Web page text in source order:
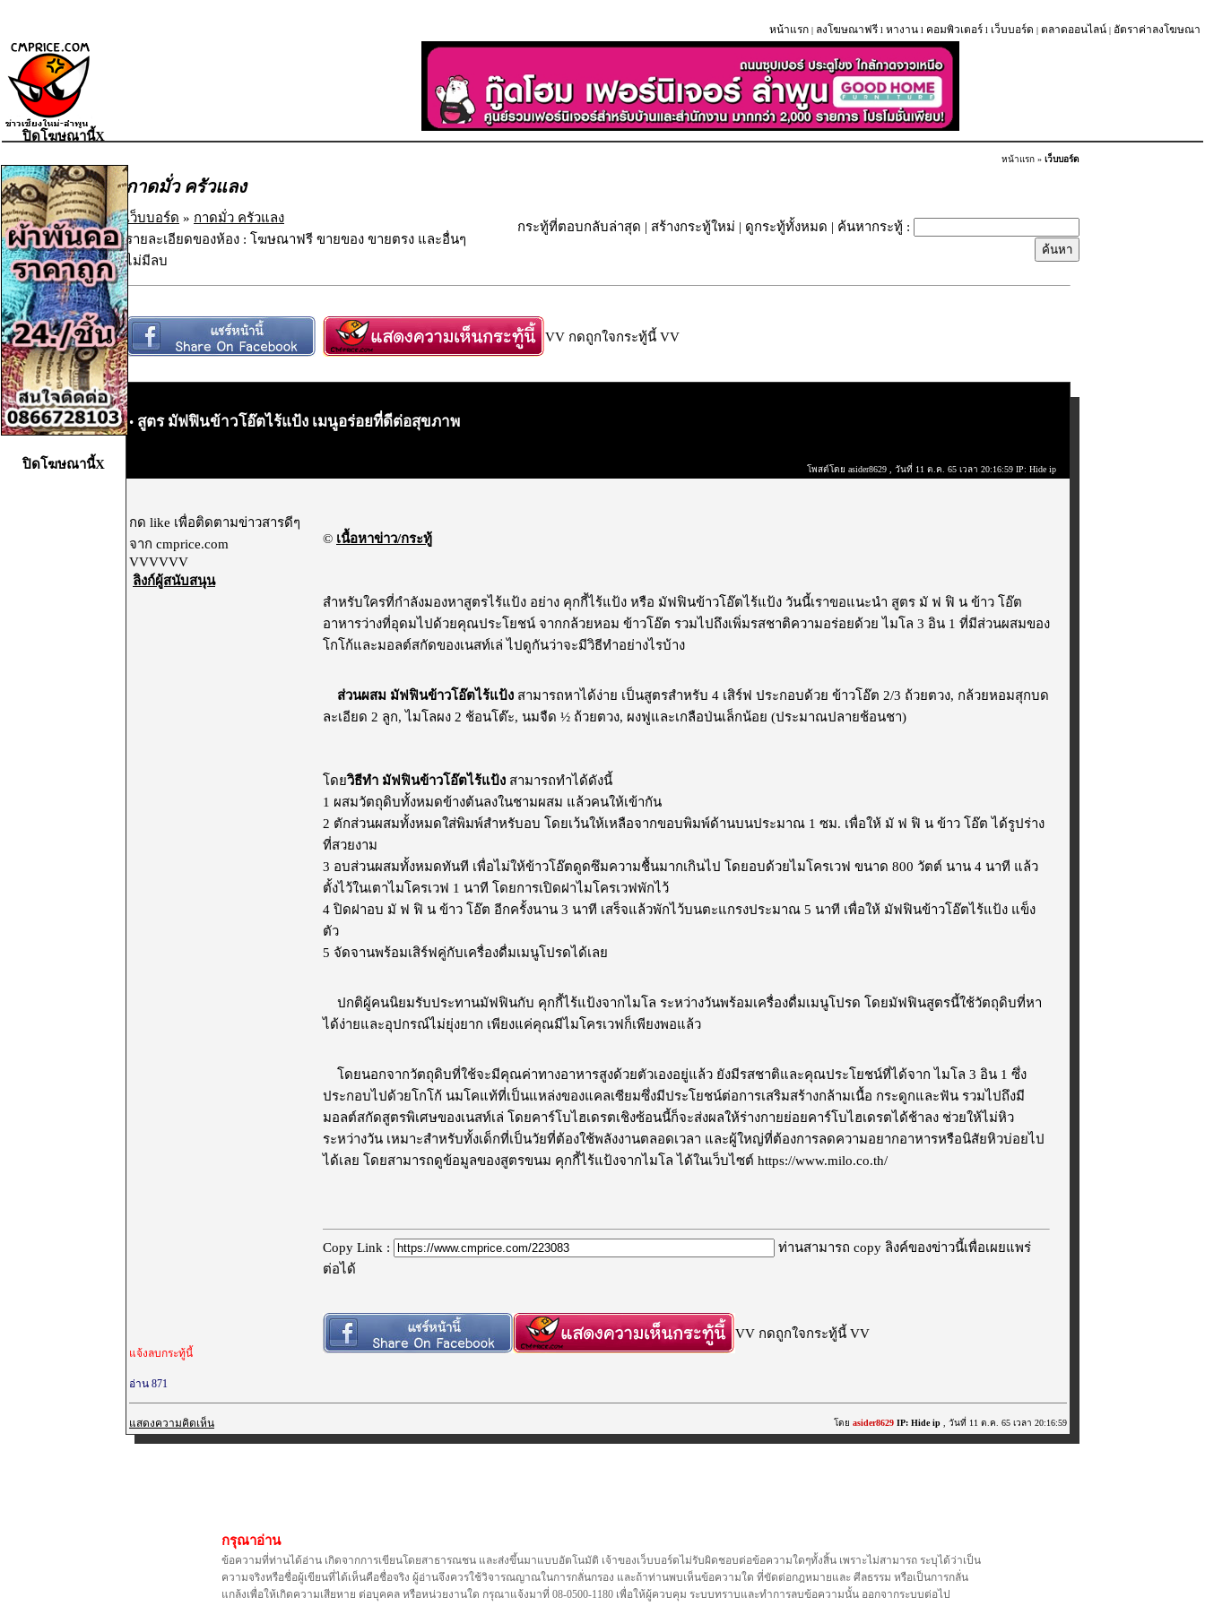
หน้าแรก | ลงโฆษณาฟรี l หางาน l คอมพิวเตอร์ l เว็บบอร์ด | ตลาดออนไลน์ | อัตราค่าลงโฆษณา
หน้าแรก » เว็บบอร์ด
กาดมั่ว ครัวแลง
เว็บบอร์ด » กาดมั่ว ครัวแลง
รายละเอียดของห้อง : โฆษณาฟรี ขายของ ขายตรง และอื่นๆ
ไม่มีลบ
กระทู้ที่ตอบกลับล่าสุด | สร้างกระทู้ใหม่ | ดูกระทู้ทั้งหมด | ค้นหากระทู้ :
VV กดถูกใจกระทู้นี้ VV
• สูตร มัฟฟินข้าวโอ๊ตไร้แป้ง เมนูอร่อยที่ดีต่อสุขภาพ
โพสต์โดย asider8629 , วันที่ 11 ต.ค. 65 เวลา 20:16:59 IP: Hide ip
กด like เพื่อติดตามข่าวสารดีๆ
จาก cmprice.com
VVVVVV
ลิงก์ผู้สนับสนุน
© เนื้อหาข่าว/กระทู้
สำหรับใครที่กำลังมองหาสูตรไร้แป้ง อย่าง คุกกี้ไร้แป้ง หรือ มัฟฟินข้าวโอ๊ตไร้แป้ง วันนี้เราขอแนะนำ สูตร มั ฟ ฟิ น ข้าว โอ๊ต
อาหารว่างที่อุดมไปด้วยคุณประโยชน์ จากกล้วยหอม ข้าวโอ๊ต รวมไปถึงเพิ่มรสชาติความอร่อยด้วย ไมโล 3 อิน 1 ที่มีส่วนผสมของ
โกโก้และมอลต์สกัดของเนสท์เล่ ไปดูกันว่าจะมีวิธีทำอย่างไรบ้าง
ส่วนผสม มัฟฟินข้าวโอ๊ตไร้แป้ง สามารถหาได้ง่าย เป็นสูตรสำหรับ 4 เสิร์ฟ ประกอบด้วย ข้าวโอ๊ต 2/3 ถ้วยตวง, กล้วยหอมสุกบด
ละเอียด 2 ลูก, ไมโลผง 2 ช้อนโต๊ะ, นมจืด ½ ถ้วยตวง, ผงฟูและเกลือป่นเล็กน้อย (ประมาณปลายช้อนชา)
โดยวิธีทำ มัฟฟินข้าวโอ๊ตไร้แป้ง สามารถทำได้ดังนี้
1 ผสมวัตถุดิบทั้งหมดข้างต้นลงในชามผสม แล้วคนให้เข้ากัน
2 ตักส่วนผสมทั้งหมดใส่พิมพ์สำหรับอบ โดยเว้นให้เหลือจากขอบพิมพ์ด้านบนประมาณ 1 ซม. เพื่อให้ มั ฟ ฟิ น ข้าว โอ๊ต ได้รูปร่าง
ที่สวยงาม
3 อบส่วนผสมทั้งหมดทันที เพื่อไม่ให้ข้าวโอ๊ตดูดซึมความชื้นมากเกินไป โดยอบด้วยไมโครเวฟ ขนาด 800 วัตต์ นาน 4 นาที แล้ว
ตั้งไว้ในเตาไมโครเวฟ 1 นาที โดยการเปิดฝาไมโครเวฟพักไว้
4 ปิดฝาอบ มั ฟ ฟิ น ข้าว โอ๊ต อีกครั้งนาน 3 นาที เสร็จแล้วพักไว้บนตะแกรงประมาณ 5 นาที เพื่อให้ มัฟฟินข้าวโอ๊ตไร้แป้ง แข็ง
ตัว
5 จัดจานพร้อมเสิร์ฟคู่กับเครื่องดื่มเมนูโปรดได้เลย
ปกติผู้คนนิยมรับประทานมัฟฟินกับ คุกกี้ไร้แป้งจากไมโล ระหว่างวันพร้อมเครื่องดื่มเมนูโปรด โดยมัฟฟินสูตรนี้ใช้วัตถุดิบที่หา
ได้ง่ายและอุปกรณ์ไม่ยุ่งยาก เพียงแค่คุณมีไมโครเวฟก็เพียงพอแล้ว
โดยนอกจากวัตถุดิบที่ใช้จะมีคุณค่าทางอาหารสูงด้วยตัวเองอยู่แล้ว ยังมีรสชาติและคุณประโยชน์ที่ได้จาก ไมโล 3 อิน 1 ซึ่ง
ประกอบไปด้วยโกโก้ นมโคแท้ที่เป็นแหล่งของแคลเซียมซึ่งมีประโยชน์ต่อการเสริมสร้างกล้ามเนื้อ กระดูกและฟัน รวมไปถึงมี
มอลต์สกัดสูตรพิเศษของเนสท์เล่ โดยคาร์โบไฮเดรตเชิงซ้อนนี้ก็จะส่งผลให้ร่างกายย่อยคาร์โบไฮเดรตได้ช้าลง ช่วยให้ไม่หิว
ระหว่างวัน เหมาะสำหรับทั้งเด็กที่เป็นวัยที่ต้องใช้พลังงานตลอดเวลา และผู้ใหญ่ที่ต้องการลดความอยากอาหารหรือนิสัยหิวบ่อยไป
ได้เลย โดยสามารถดูข้อมูลของสูตรขนม คุกกี้ไร้แป้งจากไมโล ได้ในเว็บไซต์ https://www.milo.co.th/
Copy Link :
ท่านสามารถ copy ลิงค์ของข่าวนี้เพื่อเผยแพร่
ต่อได้
VV กดถูกใจกระทู้นี้ VV
แจ้งลบกระทู้นี้
อ่าน 871
แสดงความคิดเห็น โดย asider8629 IP: Hide ip , วันที่ 11 ต.ค. 65 เวลา 20:16:59
กรุณาอ่าน
ข้อความที่ท่านได้อ่าน เกิดจากการเขียนโดยสาธารณชน และส่งขึ้นมาแบบอัตโนมัติ เจ้าของเว็บบอร์ดไม่รับผิดชอบต่อข้อความใดๆทั้งสิ้น เพราะไม่สามารถ ระบุได้ว่าเป็น
ความจริงหรือชื่อผู้เขียนที่ได้เห็นคือชื่อจริง ผู้อ่านจึงควรใช้วิจารณญาณในการกลั่นกรอง และถ้าท่านพบเห็นข้อความใด ที่ขัดต่อกฎหมายและ ศีลธรรม หรือเป็นการกลั่น
แกล้งเพื่อให้เกิดความเสียหาย ต่อบุคคล หรือหน่วยงานใด กรุณาแจ้งมาที่ 08-0500-1180 เพื่อให้ผู้ควบคุม ระบบทราบและทำการลบข้อความนั้น ออกจากระบบต่อไป
ปิดโฆษณานี้X
ปิดโฆษณานี้X